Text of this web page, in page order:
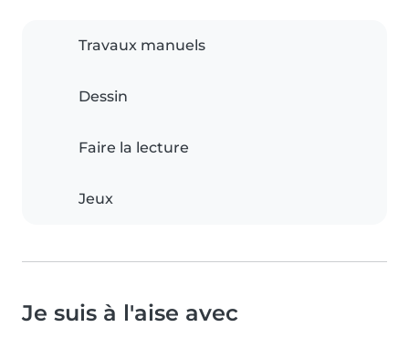
Travaux manuels
Dessin
Faire la lecture
Jeux
Je suis à l'aise avec